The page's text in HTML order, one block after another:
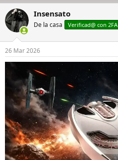
Insensato
De la casa Verificad@ con 2FA
26 Mar 2026